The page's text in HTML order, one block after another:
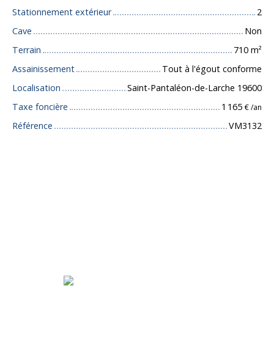
Stationnement extérieur
2
Cave
Non
Terrain
710 m²
Assainissement
Tout à l'égout conforme
Localisation
Saint-Pantaléon-de-Larche 19600
Taxe foncière
1 165 € /an
Référence VM3132